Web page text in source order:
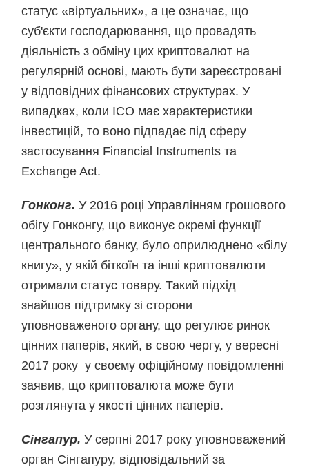
статус «віртуальних», а це означає, що
суб'єкти господарювання, що провадять
діяльність з обміну цих криптовалют на
регулярній основі, мають бути зареєстровані
у відповідних фінансових структурах. У
випадках, коли ICO має характеристики
інвестицій, то воно підпадає під сферу
застосування Financial Instruments та
Exchange Act.
Гонконг.У 2016 році Управлінням грошового
обігу Гонконгу, що виконує окремі функції
центрального банку, було оприлюднено «білу
книгу», у якій біткоїн та інші криптовалюти
отримали статус товару. Такий підхід
знайшов підтримку зі сторони
уповноваженого органу, що регулює ринок
цінних паперів, який, в свою чергу, у вересні
2017 року у своєму офіційному повідомленні
заявив, що криптовалюта може бути
розглянута у якості цінних паперів.
Сінгапур.У серпні 2017 року уповноважений
орган Сінгапуру, відповідальний за